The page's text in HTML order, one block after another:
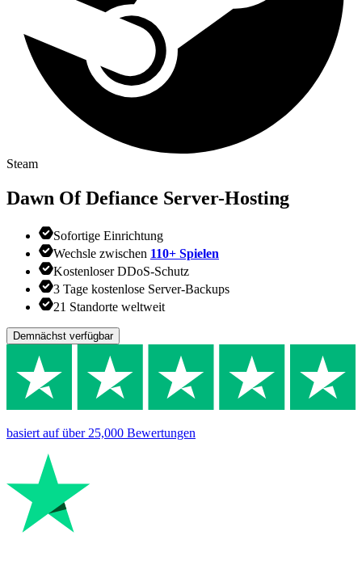
Steam
Dawn Of Defiance Server-Hosting
Sofortige Einrichtung
Wechsle zwischen 110+ Spielen
Kostenloser DDoS-Schutz
3 Tage kostenlose Server-Backups
21 Standorte weltweit
Demnächst verfügbar
basiert aufüber 25,000 Bewertungen